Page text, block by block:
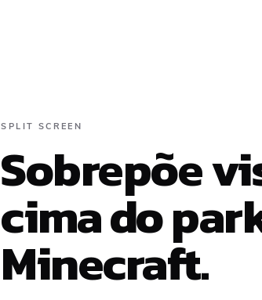
SPLIT SCREEN
Sobrepõe
cima do
Minecraft.